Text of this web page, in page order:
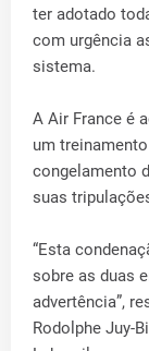
ter adotado
com urgência
sistema.
A Air France é
um
congelamento
suas
“Esta
sobre as duas
advertência”,
Rodolphe Juy-